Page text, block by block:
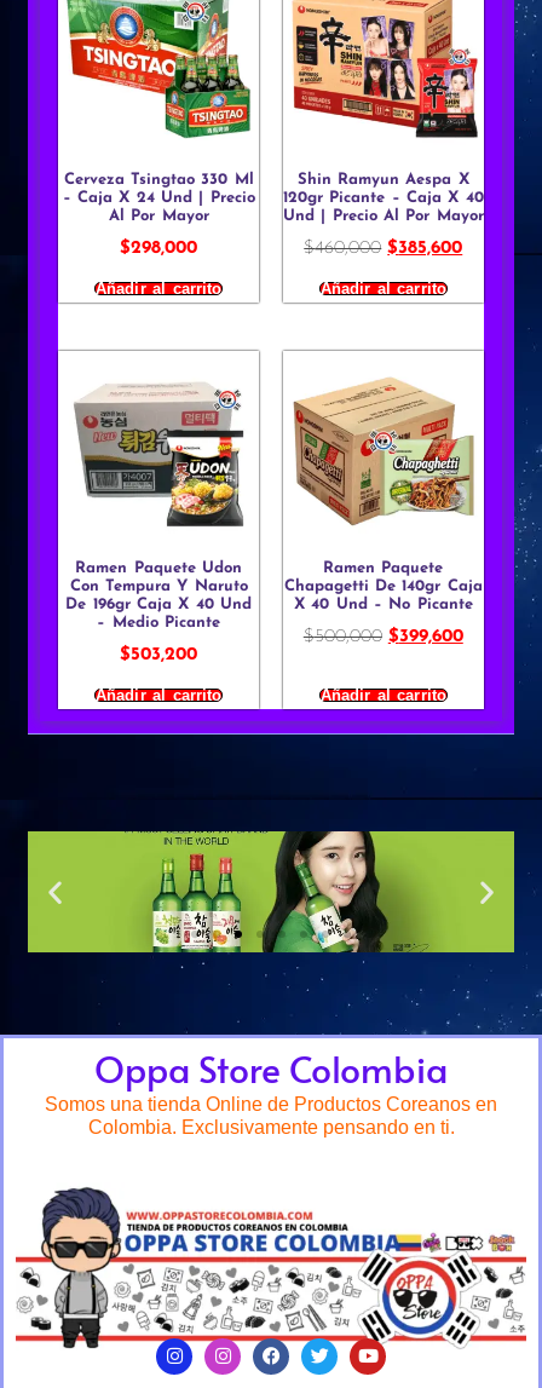
Cerveza Tsingtao 330 Ml
– Caja X 24 Und | Precio
Al Por Mayor
$298,000
Añadir al carrito
Shin Ramyun Aespa X
120gr Picante – Caja X 40
Und | Precio Al Por Mayor
$460,000 $385,600
Añadir al carrito
Ramen Paquete Udon
Con Tempura Y Naruto
De 196gr Caja X 40 Und
– Medio Picante
$503,200
Añadir al carrito
Ramen Paquete
Chapagetti De 140gr Caja
X 40 Und – No Picante
$500,000 $399,600
Añadir al carrito
Oppa Store Colombia
Somos una tienda Online de Productos Coreanos en
Colombia. Exclusivamente pensando en ti.